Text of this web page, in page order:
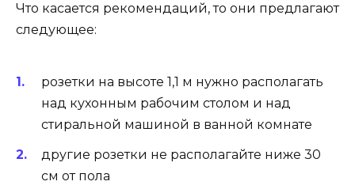
Что касается рекомендаций, то они предлагают
следующее:
розетки на высоте 1,1 м нужно располагать
над кухонным рабочим столом и над
стиральной машиной в ванной комнате
другие розетки не располагайте ниже 30
см от пола